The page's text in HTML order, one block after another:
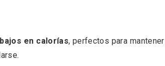
en calorías, perfectos para